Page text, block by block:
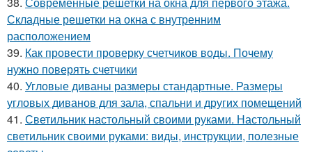
Складные решетки на окна с внутренним
расположением
39. Как провести проверку счетчиков воды. Почему
нужно поверять счетчики
40. Угловые диваны размеры стандартные. Размеры
угловых диванов для зала, спальни и других помещений
41. Светильник настольный своими руками. Настольный
светильник своими руками: виды, инструкции, полезные